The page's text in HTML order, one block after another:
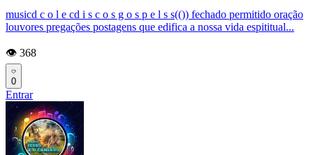
musicd c o l e cd i s c o s g o s p e l s s(()) fechado permitido oração
louvores pregações postagens que edifica a nossa vida espititual...
👁️ 368
0
Entrar